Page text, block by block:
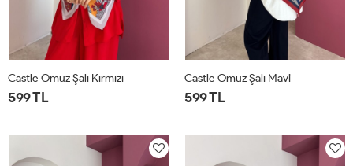
Castle Omuz Şalı Kırmızı
599 TL
Castle Omuz Şalı Mavi
599 TL